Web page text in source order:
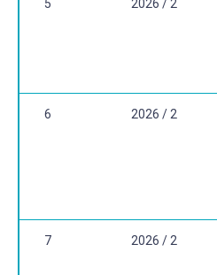
5 2026 / 2
6 2026 / 2
7 2026 / 2